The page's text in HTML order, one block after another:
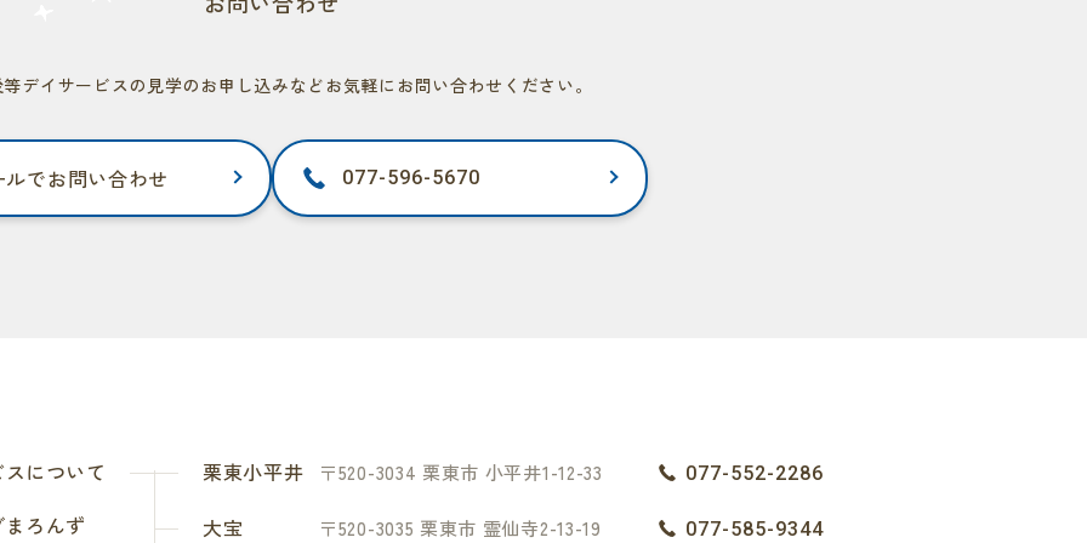
デイサービスの見学のお申し込みなど お気軽にお問い合わせください。
ルでお問い合わせ 077-596-5670
について 栗東小平井 〒520-3034 栗東市 小平井1-12-33 077-552-2286
大宝 〒520-3035 栗東市 霊仙寺2-13-19 077-585-9344
ろんず